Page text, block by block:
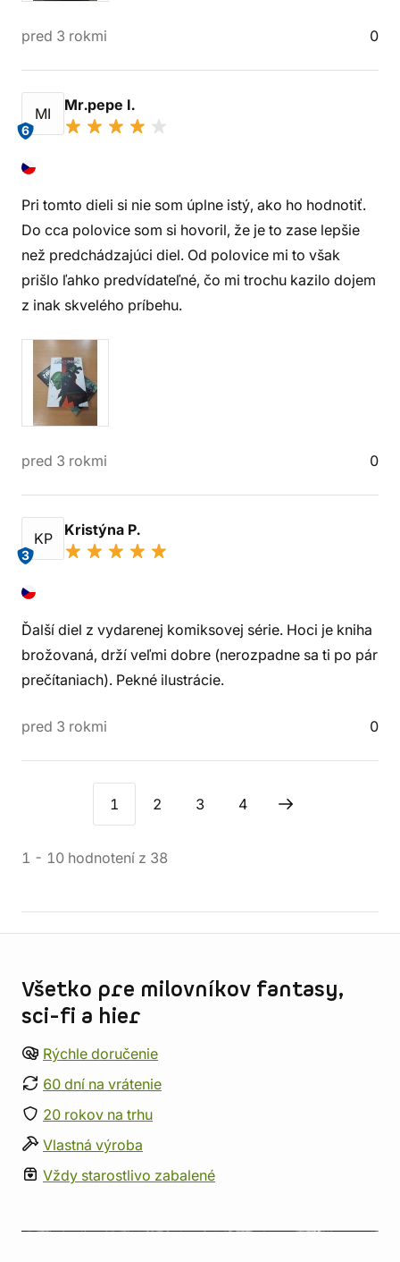
pred 3 rokmi 0
MI
6
Mr.pepe I.
Pri tomto dieli si nie som úplne istý, ako ho hodnotiť.
Do cca polovice som si hovoril, že je to zase lepšie
než predchádzajúci diel. Od polovice mi to však
prišlo ľahko predvídateľné, čo mi trochu kazilo dojem
z inak skvelého príbehu.
pred 3 rokmi 0
KP
3
Kristýna P.
Ďalší diel z vydarenej komiksovej série. Hoci je kniha
brožovaná, drží veľmi dobre (nerozpadne sa ti po pár
prečítaniach). Pekné ilustrácie.
pred 3 rokmi 0
1 2 3 4
1 - 10 hodnotení z 38
Všetko pre milovníkov fantasy,
sci-fi a hier
Rýchle doručenie
60 dní na vrátenie
20 rokov na trhu
Vlastná výroba
Vždy starostlivo zabalené